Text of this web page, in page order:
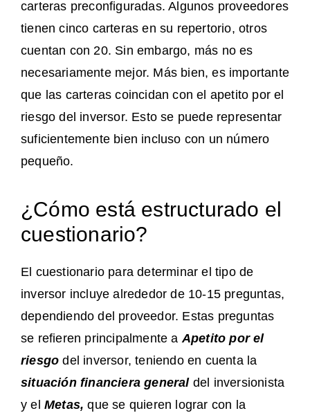
carteras preconfiguradas. Algunos proveedores
tienen cinco carteras en su repertorio, otros
cuentan con 20. Sin embargo, más no es
necesariamente mejor. Más bien, es importante
que las carteras coincidan con el apetito por el
riesgo del inversor. Esto se puede representar
suficientemente bien incluso con un número
pequeño.
¿Cómo está estructurado el
cuestionario?
El cuestionario para determinar el tipo de
inversor incluye alrededor de 10-15 preguntas,
dependiendo del proveedor. Estas preguntas
se refieren principalmente a Apetito por el
riesgodel inversor, teniendo en cuenta la
situación financiera general del inversionista
y el Metas, que se quieren lograr con la